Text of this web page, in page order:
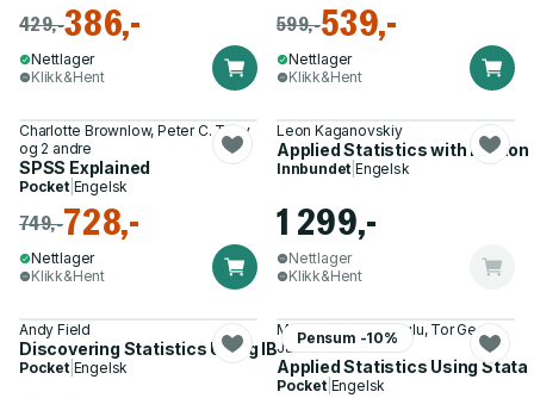
429,-386,-
Nettlager
Klikk&Hent
599,-539,-
Nettlager
Klikk&Hent
Charlotte Brownlow, Peter C. Terry
og 2 andre
SPSS Explained
Pocket| Engelsk
749,-728,-
Nettlager
Klikk&Hent
Leon Kaganovskiy
Applied Statistics with Python
Innbundet |Engelsk
1 299,-
Nettlager
Klikk&Hent
Andy Field
Discovering Statistics Using IBM SPSS Statistics
Pocket| Engelsk
Pensum -10%
Mehmet Mehmetoglu, Tor Georg
Jakobsen
Applied Statistics Using Stata
Pocket| Engelsk